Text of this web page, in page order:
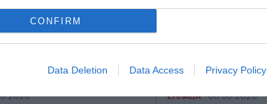
CONFIRM
Data Deletion Data Access Privacy Policy
ΕΛΛΑΔΑ 06.08.2026